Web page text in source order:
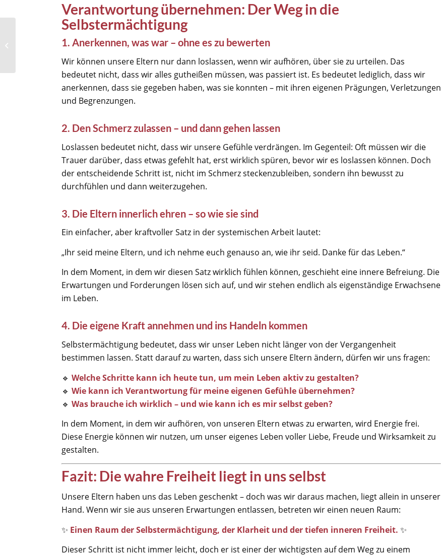
Verantwortung übernehmen: Der Weg in die
Selbstermächtigung
1. Anerkennen, was war – ohne es zu bewerten
Wir können unsere Eltern nur dann loslassen, wenn wir aufhören, über sie zu urteilen. Das
bedeutet nicht, dass wir alles gutheißen müssen, was passiert ist. Es bedeutet lediglich, dass wir
anerkennen, dass sie gegeben haben, was sie konnten – mit ihren eigenen Prägungen, Verletzungen
und Begrenzungen.
2. Den Schmerz zulassen – und dann gehen lassen
Loslassen bedeutet nicht, dass wir unsere Gefühle verdrängen. Im Gegenteil: Oft müssen wir die
Trauer darüber, dass etwas gefehlt hat, erst wirklich spüren, bevor wir es loslassen können. Doch
der entscheidende Schritt ist, nicht im Schmerz steckenzubleiben, sondern ihn bewusst zu
durchfühlen und dann weiterzugehen.
3. Die Eltern innerlich ehren – so wie sie sind
Ein einfacher, aber kraftvoller Satz in der systemischen Arbeit lautet:
„Ihr seid meine Eltern, und ich nehme euch genauso an, wie ihr seid. Danke für das Leben.“
In dem Moment, in dem wir diesen Satz wirklich fühlen können, geschieht eine innere Befreiung. Die
Erwartungen und Forderungen lösen sich auf, und wir stehen endlich als eigenständige Erwachsene
im Leben.
4. Die eigene Kraft annehmen und ins Handeln kommen
Selbstermächtigung bedeutet, dass wir unser Leben nicht länger von der Vergangenheit
bestimmen lassen. Statt darauf zu warten, dass sich unsere Eltern ändern, dürfen wir uns fragen:
🔹 Welche Schritte kann ich heute tun, um mein Leben aktiv zu gestalten?
🔹 Wie kann ich Verantwortung für meine eigenen Gefühle übernehmen?
🔹 Was brauche ich wirklich – und wie kann ich es mir selbst geben?
In dem Moment, in dem wir aufhören, von unseren Eltern etwas zu erwarten, wird Energie frei.
Diese Energie können wir nutzen, um unser eigenes Leben voller Liebe, Freude und Wirksamkeit zu
gestalten.
Fazit: Die wahre Freiheit liegt in uns selbst
Unsere Eltern haben uns das Leben geschenkt – doch was wir daraus machen, liegt allein in unserer
Hand. Wenn wir sie aus unseren Erwartungen entlassen, betreten wir einen neuen Raum:
✨ Einen Raum der Selbstermächtigung, der Klarheit und der tiefen inneren Freiheit. ✨
Dieser Schritt ist nicht immer leicht, doch er ist einer der wichtigsten auf dem Weg zu einem